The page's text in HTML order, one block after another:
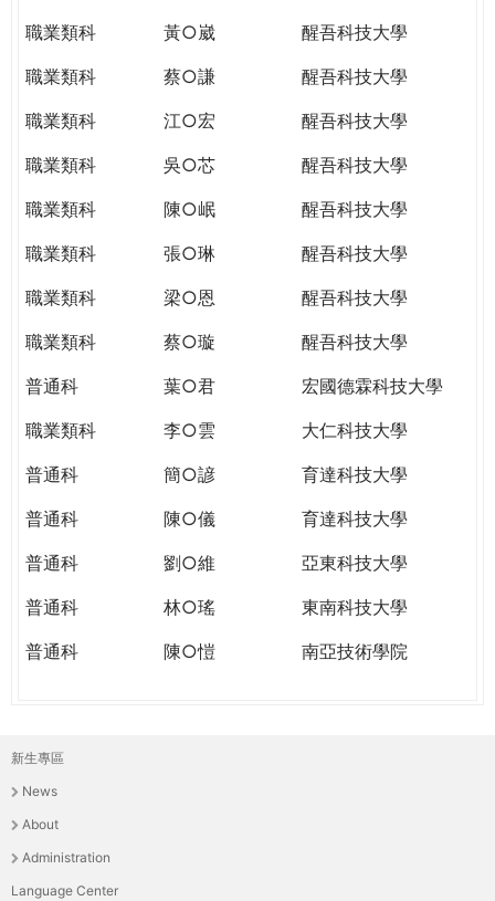
職業類科
黃○崴
醒吾科技大學
職業類科
蔡○謙
醒吾科技大學
職業類科
江○宏
醒吾科技大學
職業類科
吳○芯
醒吾科技大學
職業類科
陳○岷
醒吾科技大學
職業類科
張○琳
醒吾科技大學
職業類科
梁○恩
醒吾科技大學
職業類科
蔡○璇
醒吾科技大學
普通科
葉○君
宏國德霖科技大學
職業類科
李○雲
大仁科技大學
普通科
簡○諺
育達科技大學
普通科
陳○儀
育達科技大學
普通科
劉○維
亞東科技大學
普通科
林○瑤
東南科技大學
普通科
陳○愷 南亞技術學院
主
選
單
新生專區
News
About
Administration
Language Center